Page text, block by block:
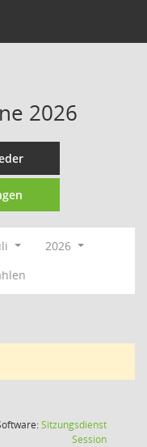
2026
2026
Sitzungsdienst
Session(Wird in